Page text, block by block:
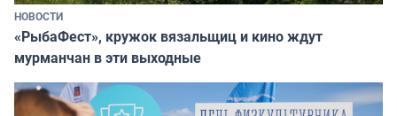
НОВОСТИ
«РыбаФест», кружок вязальщиц и кино ждут
мурманчан в эти выходные